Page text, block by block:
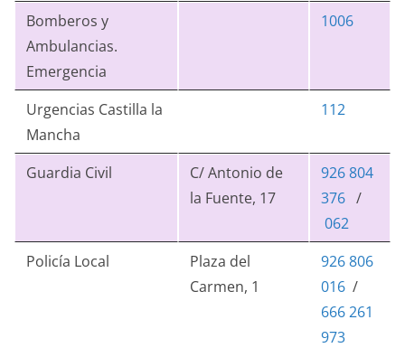
Bomberos y
Ambulancias.
Emergencia
1006
Urgencias Castilla la
Mancha
112
Guardia Civil
C/ Antonio de
la Fuente, 17
926 804
376 /
062
Policía Local
Plaza del
Carmen, 1
926 806
016 /
666 261
973